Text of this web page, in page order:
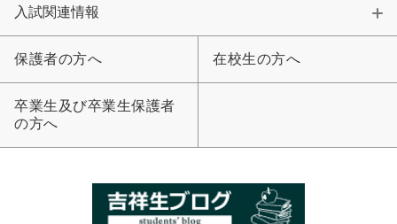
入試関連情報
保護者の方へ 在校生の方へ
卒業生及び卒業生保護者
の方へ